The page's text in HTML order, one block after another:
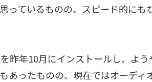
ているものの、スピード的にも
昨年10月にインストールし、よ
あったものの、現在ではオーディ